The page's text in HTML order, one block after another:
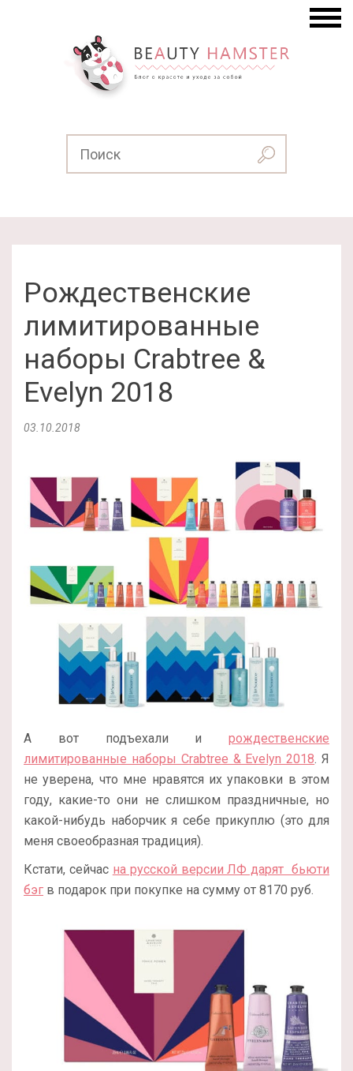
Рождественские
лимитированные
наборы Crabtree &
Evelyn 2018
03.10.2018
А вот подъехали и рождественские
лимитированные наборы Crabtree & Evelyn 2018. Я
не уверена, что мне нравятся их упаковки в этом
году, какие-то они не слишком праздничные, но
какой-нибудь наборчик я себе прикуплю (это для
меня своеобразная традиция).
Кстати, сейчас на русской версии ЛФ дарят бьюти
бэг в подарок при покупке на сумму от 8170 руб.